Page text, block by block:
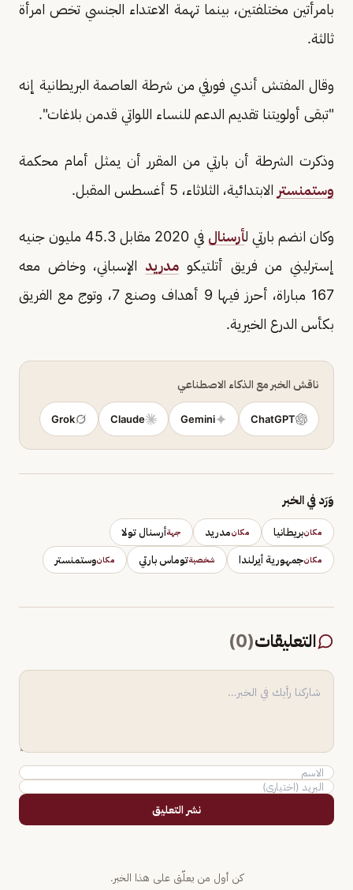
بامرأتين مختلفتين، بينما تهمة الاعتداء الجنسي تخص امرأة
ثالثة.
وقال المفتش أندي فورفي من شرطة العاصمة البريطانية إنه
"تبقى أولويتنا تقديم الدعم للنساء اللواتي قدمن بلاغات".
وذكرت الشرطة أن بارتي من المقرر أن يمثل أمام محكمة
وستمنستر الابتدائية، الثلاثاء، 5 أغسطس المقبل.
وكان انضم بارتي لأرسنال
في 2020 مقابل 45.3 مليون جنيه
إسترليني من فريق أتلتيكو مدريد الإسباني، وخاض معه
167 مباراة، أحرز فيها 9 أهداف وصنع 7، وتوج مع الفريق
بكأس الدرع الخيرية.
ناقش الخبر مع الذكاء الاصطناعي
ChatGPT
Gemini
Claude
Grok
وَرَد في الخبر
مكانبريطانيا مكانمدريد جهةأرسنال تولا
مكانجمهورية أيرلندا شخصيةتوماس بارتي مكانوستمنستر
التعليقات(
0
)
نشر التعليق
كن أول من يعلّق على هذا الخبر.